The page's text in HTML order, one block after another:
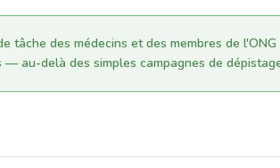
tâche des médecins et des membres de
— au-delà des simples campagnes de